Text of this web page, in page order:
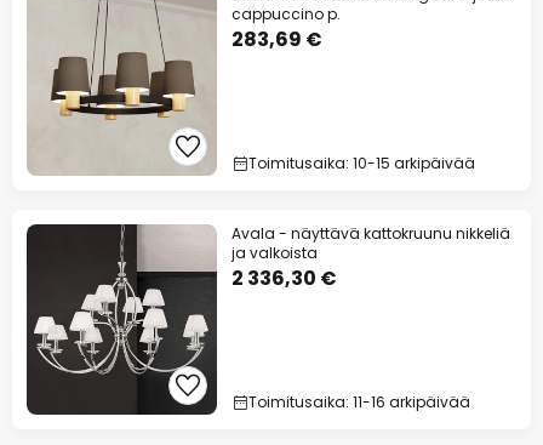
cappuccino p.
283,69 €
Toimitusaika: 10-15 arkipäivää
Avala - näyttävä kattokruunu nikkeliä
ja valkoista
2 336,30 €
Toimitusaika: 11-16 arkipäivää